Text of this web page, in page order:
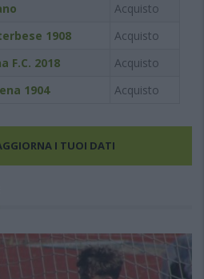
Acquisto
1908
Acquisto
F.C. 2018
Acquisto
1904 Acquisto
I TUOI DATI